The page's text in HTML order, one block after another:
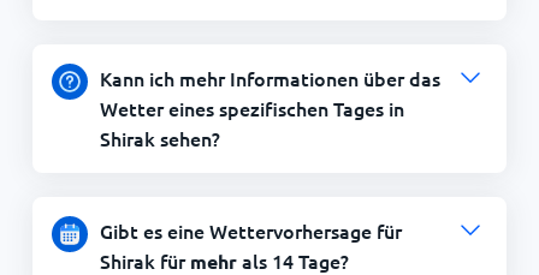
Kann ich mehr Informationen über das
Wetter eines spezifischen Tages in
Shirak sehen?
Gibt es eine Wettervorhersage für
Shirak fürmehrals 14 Tage?